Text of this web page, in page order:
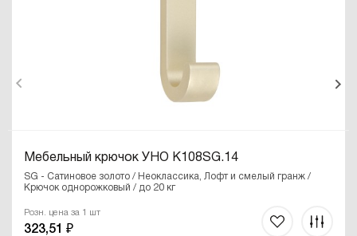
Мебельный крючок УНО K108SG.14
SG - Сатиновое золото / Неоклассика, Лофт и смелый гранж /
Крючок однорожковый / до 20 кг
Розн. цена за 1 шт
323,51 ₽